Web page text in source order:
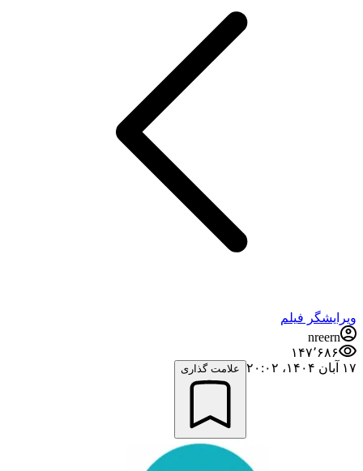
ویرایشگر فیلم
nreern
۱۴۷٬۶۸۶
۱۷ آبان ۱۴۰۴،‏ ۲۰:۰۲
علامت گذاری